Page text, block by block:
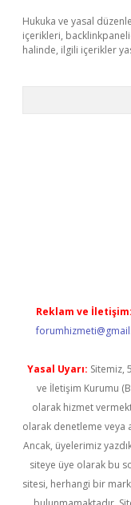
Hukuka ve yasal
içerikleri,
halinde, ilgili içerikler
Reklam ve İletişim:
Yasal Uyarı: Sitemiz,
ve İletişim Kurumu
olarak hizmet
olarak denetleme veya
Ancak, üyelerimiz
siteye üye olarak bu
sitesi, herhangi bir